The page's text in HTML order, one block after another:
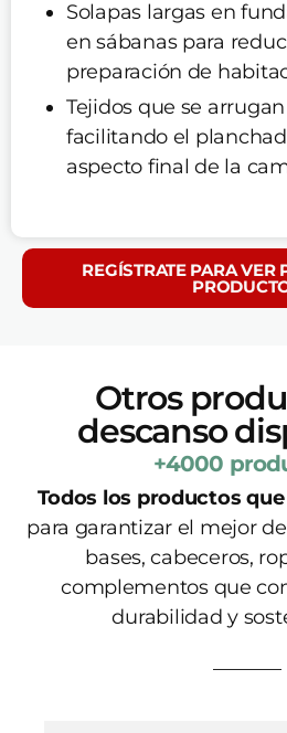
Solapas largas en
en sábanas para
preparación de
Tejidos que se
facilitando el
aspecto final de la
REGÍSTRATE PARA VER
Otros
descanso
+4000
Todos los productos
para garantizar el mejor
bases, cabeceros,
complementos que
durabilidad y